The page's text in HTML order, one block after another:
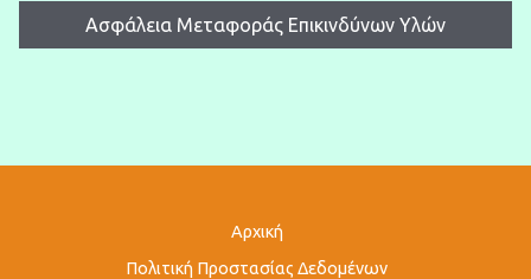
Ασφάλεια Μεταφοράς Επικινδύνων Υλών
Αρχική
Πολιτική Προστασίας Δεδομένων